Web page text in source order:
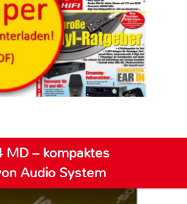
MD – kompaktes
Audio System